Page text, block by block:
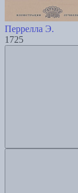
Перрелла Э.
1725